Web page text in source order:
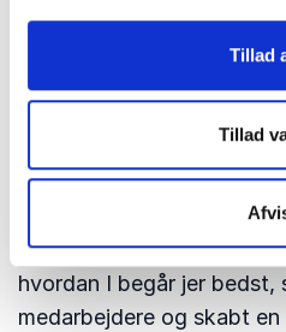
Tillad
Tillad
Babyboomere arbejder
yngre generationer søger
og fleksibilitet. En god
aldersgrupper. Tidligere
kommunikationsdirektør
, tager med
forskning og egne
hvordan I begår jer bedst,
medarbejdere og skabt